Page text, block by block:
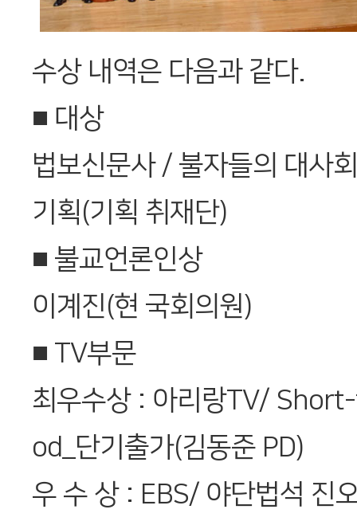
수상 내역은 다음과 같다.
■ 대상
법보신문사 / 불자들의 대사
기획(기획 취재단)
■ 불교언론인상
이계진(현 국회의원)
■ TV부문
최우수상 : 아리랑TV/
od_단기출가(김동준 PD)
우 수 상 : EBS/ 야단법석 진